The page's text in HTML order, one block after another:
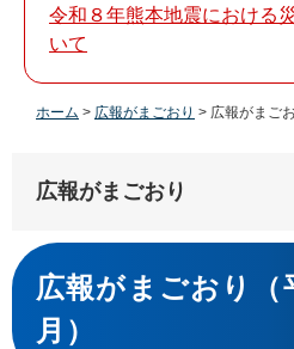
令和８年熊本地震における
いて
ホーム > 広報がまごおり > 広報がまご
広報がまごおり
本
文
広報がまごおり（
月）